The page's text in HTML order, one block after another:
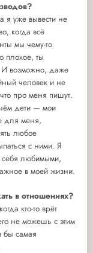
я уже вывести не
когда всё
мы чему-то
плохое, ты
И возможно, даже
человек и не
про меня пишут.
дети — мои
для меня,
любое
с ними. Я
себя любимыми,
в моей жизни.
в отношениях?
кто-то врёт
не можешь с этим
бы самая